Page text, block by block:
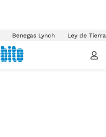
Benegas Lynch Ley de